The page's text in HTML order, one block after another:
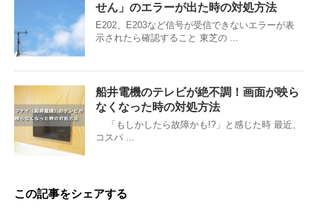
せん」のエラーが出た時の対処方法
E202、E203など信号が受信できないエラーが表
示されたら確認すること 東芝の ...
船井電機のテレビが絶不調！画面が映ら
なくなった時の対処方法
「もしかしたら故障かも!?」と感じた時 最近、
コスパ ...
この記事をシェアする